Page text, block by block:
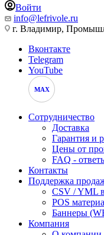
Войти
info@lefrivole.ru
г. Владимир,
Вконтакте
Telegram
YouTube
MAX
Сотрудничество
Доставка
Гарантия и
Цены от
FAQ -
Контакты
Поддержка
CSV / YML
POS
Баннеры
Компания